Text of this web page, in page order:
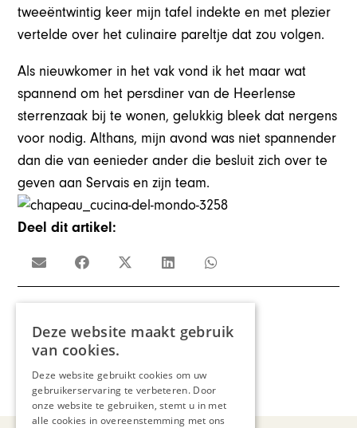
tweeëntwintig keer mijn tafel indekte en met plezier
vertelde over het culinaire pareltje dat zou volgen.
Als nieuwkomer in het vak vond ik het maar wat
spannend om het persdiner van de Heerlense
sterrenzaak bij te wonen, gelukkig bleek dat nergens
voor nodig. Althans, mijn avond was niet spannender
dan die van eenieder ander die besluit zich over te
geven aan Servais en zijn team.
Deel dit artikel:
Gastronomie
Michelin,Servais Tielman
Deze website maakt gebruik
van cookies.
Deze website gebruikt cookies om uw
gebruikerservaring te verbeteren. Door
onze website te gebruiken, stemt u in met
alle cookies in overeenstemming met ons